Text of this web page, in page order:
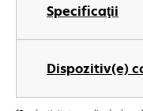
Specificaţii
Dispozitiv(e)